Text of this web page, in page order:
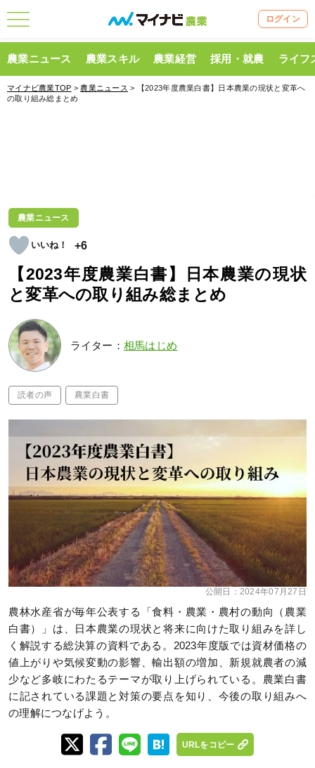
ログイン
農業ニュース 農業スキル 農業経営 採用・就農 ライフ
マイナビ農業TOP > 農業ニュース > 【2023年度農業白書】日本農業の現状と変革へ
の取り組み総まとめ
農業ニュース
+6
【2023年度農業白書】日本農業の現状
と変革への取り組み総まとめ
ライター： 相馬はじめ
読者の声 農業白書
公開日： 2024年07月27日
農林水産省が毎年公表する「食料・農業・農村の動向（農業
白書）」は、日本農業の現状と将来に向けた取り組みを詳し
く解説する総決算の資料である。2023年度版では資材価格の
値上がりや気候変動の影響、輸出額の増加、新規就農者の減
少など多岐にわたるテーマが取り上げられている。農業白書
に記されている課題と対策の要点を知り、今後の取り組みへ
の理解につなげよう。
URLをコピー